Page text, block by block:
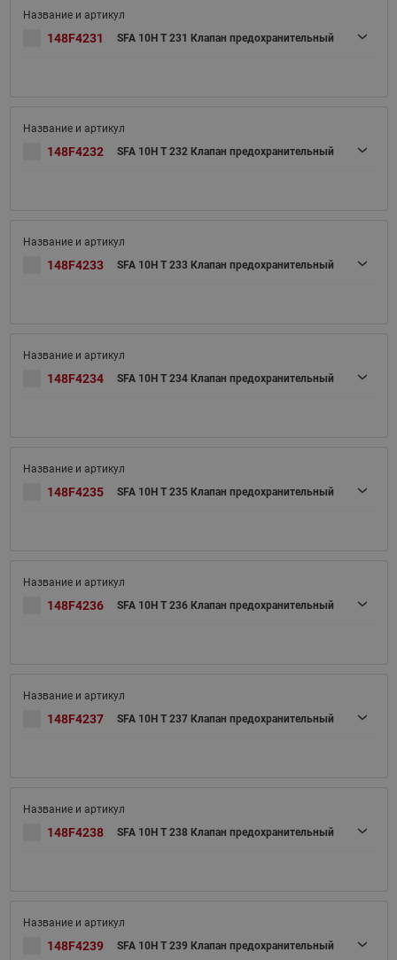
148F4231 SFA 10H T 231 Клапан предохранительный
148F4232 SFA 10H T 232 Клапан предохранительный
148F4233 SFA 10H T 233 Клапан предохранительный
148F4234 SFA 10H T 234 Клапан предохранительный
148F4235 SFA 10H T 235 Клапан предохранительный
148F4236 SFA 10H T 236 Клапан предохранительный
148F4237 SFA 10H T 237 Клапан предохранительный
148F4238 SFA 10H T 238 Клапан предохранительный
148F4239 SFA 10H T 239 Клапан предохранительный